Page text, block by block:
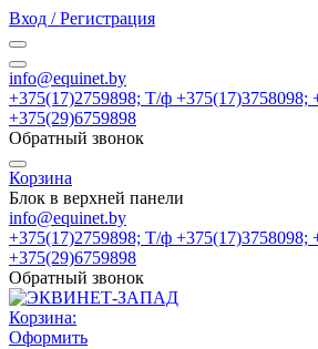
Вход / Регистрация
info@equinet.by
+375(17)2759898; Т/ф +375(17)3758098;
+375(29)6759898
Обратный звонок
Корзина
Блок в верхней панели
info@equinet.by
+375(17)2759898; Т/ф +375(17)3758098;
+375(29)6759898
Обратный звонок
Корзина:
Оформить